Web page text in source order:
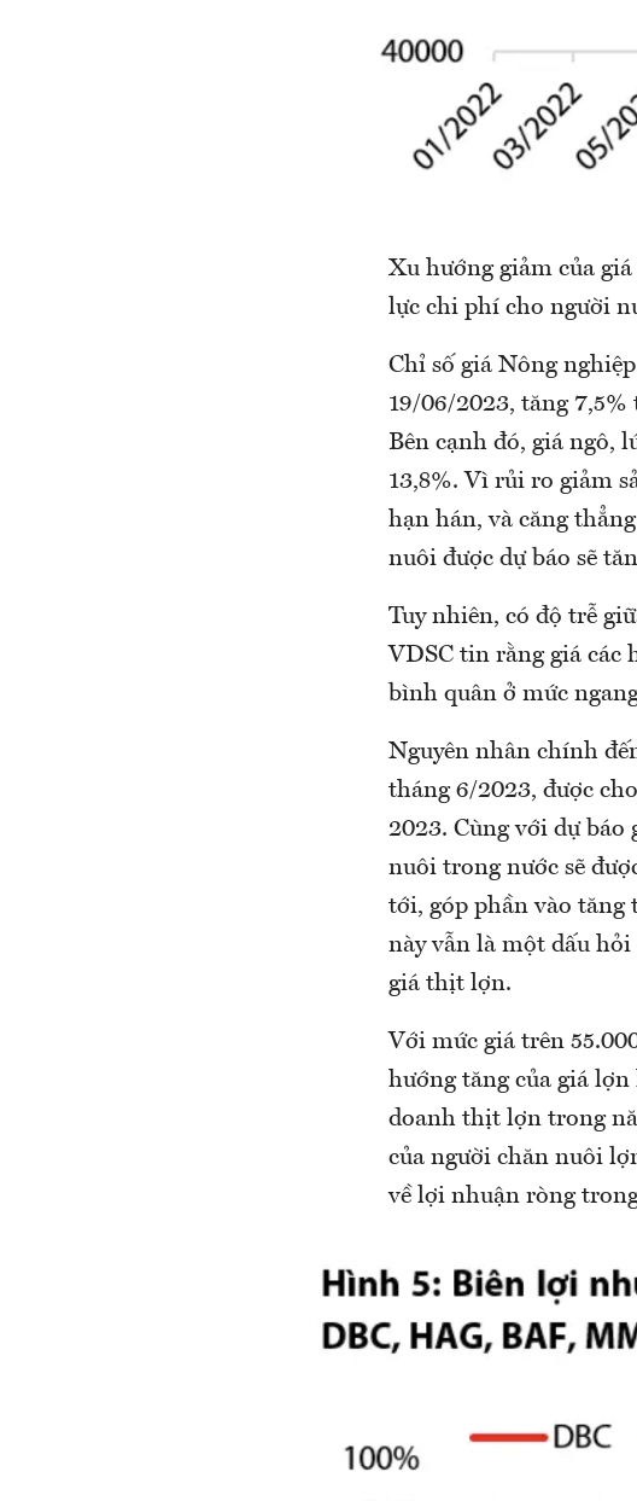
Xu hướng giảm của
lực chi phí cho người
Chỉ số giá Nông
19/06/2023, tăng
Bên cạnh đó, giá ngô,
13,8%. Vì rủi ro giảm
hạn hán, và căng
nuôi được dự báo sẽ
Tuy nhiên, có độ trễ
VDSC tin rằng giá các
bình quân ở mức
Nguyên nhân chính
tháng 6/2023, được
2023. Cùng với dự
nuôi trong nước sẽ
tới, góp phần vào tăng
này vẫn là một dấu hỏi
giá thịt lợn.
Với mức giá trên
hướng tăng của giá
doanh thịt lợn trong
của người chăn nuôi
về lợi nhuận ròng